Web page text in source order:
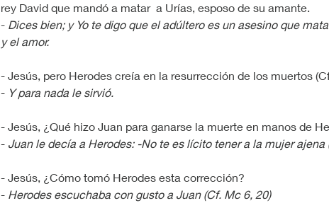
rey David que mandó a matar  a Urías, esposo de su amante.
- Dices bien; y Yo te digo que el adúltero es un asesino que
y el amor.
- Jesús, pero Herodes creía en la resurrección de los muertos
- Y para nada le sirvió.
- Jesús, ¿Qué hizo Juan para ganarse la muerte en manos de
- Juan le decía a Herodes: -No te es lícito tener a la mujer ajena
- Jesús, ¿Cómo tomó Herodes esta corrección?
- Herodes escuchaba con gusto a Juan (Cf. Mc 6, 20)